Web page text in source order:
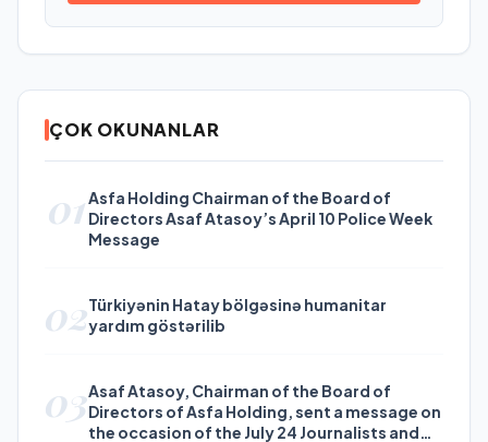
ÇOK OKUNANLAR
01Asfa Holding Chairman of the Board of
Directors Asaf Atasoy’s April 10 Police Week
Message
02Türkiyənin Hatay bölgəsinə humanitar
yardım göstərilib
03Asaf Atasoy, Chairman of the Board of
Directors of Asfa Holding, sent a message on
the occasion of the July 24 Journalists and